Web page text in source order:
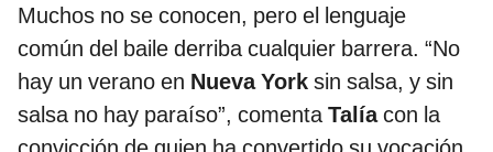
Muchos no se conocen, pero el lenguaje
común del baile derriba cualquier barrera. “No
hay un verano en Nueva York sin salsa, y sin
salsa no hay paraíso”, comentaTalíacon la